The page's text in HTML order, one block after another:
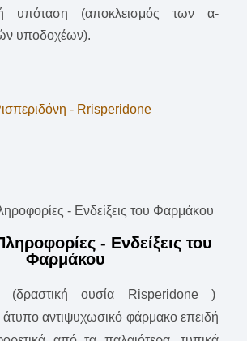
υπόταση (αποκλεισμός των α-
υποδοχέων).
- Ενδείξεις του
Φαρμάκου
(δραστική ουσία Risperidone )
άτυπο αντιψυχωσικό φάρμακο επειδή